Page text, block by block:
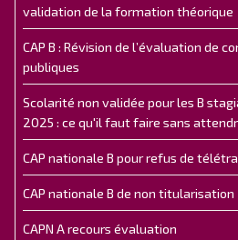
validation de la formation théorique
CAP B : Révision de l’évaluation de
publiques
Scolarité non validée pour les B
2025 : ce qu'il faut faire sans
CAP nationale B pour refus de
CAP nationale B de non titularisation
CAPN A recours évaluation